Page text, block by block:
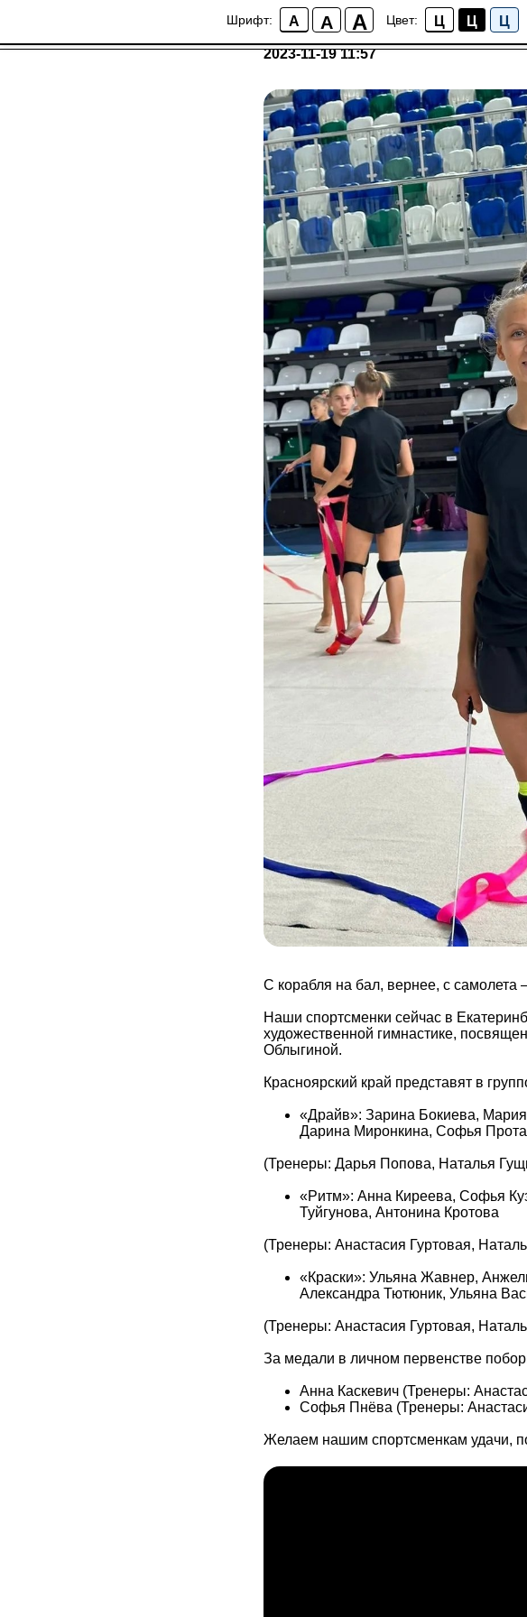
Шрифт: A A A Цвет: Ц Ц Ц
СБОРНАЯ КРАСНОЯРСКОГО
ОБЛЫГИНОЙ
2023-11-19 11:57
С корабля на бал, вернее, с самолета
Наши спортсменки сейчас в
художественной гимнастике,
Облыгиной.
Красноярский край представят в
«Драйв»: Зарина Бокиева,
Дарина Миронкина, Софья
(Тренеры: Дарья Попова, Наталья
«Ритм»: Анна Киреева, Софья
Туйгунова, Антонина Кротова
(Тренеры: Анастасия Гуртовая,
«Краски»: Ульяна Жавнер,
Александра Тютюник, Ульяна
(Тренеры: Анастасия Гуртовая,
За медали в личном первенстве
Анна Каскевич (Тренеры:
Софья Пнёва (Тренеры:
Желаем нашим спортсменкам удачи,